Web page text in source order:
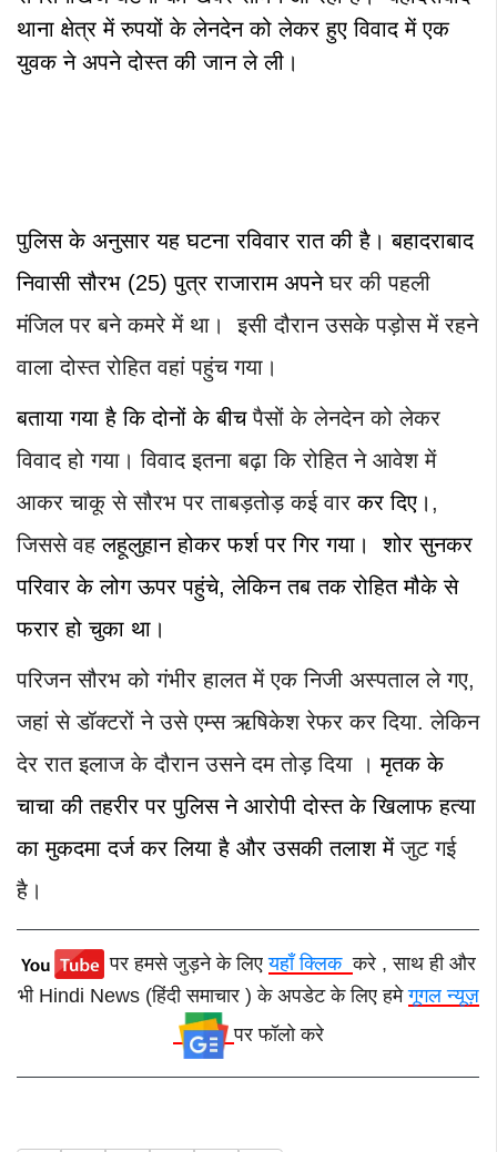
थाना क्षेत्र में रुपयों के लेनदेन को लेकर हुए विवाद में एक
युवक ने अपने दोस्त की जान ले ली।
पुलिस के अनुसार यह घटना रविवार रात की है। बहादराबाद
निवासी सौरभ (25) पुत्र राजाराम अपनेघर की पहली
मंजिल पर बने कमरे में था। इसी दौरान उसके पड़ोस में रहने
वाला दोस्त रोहित वहां पहुंच गया।
बताया गया है कि दोनों के बीचपैसों के लेनदेन को लेकर
विवाद हो गया। विवाद इतना बढ़ा कि रोहित ने आवेश में
आकर चाकू से सौरभ पर ताबड़तोड़ कई वारकर दिए। ,
जिससे वहलहूलुहान होकर फर्श पर गिर गया।
शोर सुनकर
परिवार के लोग ऊपर पहुंचे, लेकिन तब तक रोहित मौके से
फरार हो चुका था।
परिजन सौरभ को गंभीर हालत में एक निजी अस्पताल ले गए,
जहां से डॉक्टरों ने उसे एम्स ऋषिकेश रेफर कर दिया. लेकिन
देर रात इलाज के दौरान उसने दम तोड़ दिया ।मृतक के
चाचा की तहरीर पर पुलिस ने आरोपी दोस्त के खिलाफ हत्या
का मुकदमा दर्ज कर लिया है और उसकी तलाश मेंजुट गई
है।
पर हमसे जुड़ने के लिएयहाँ क्लिककरे , साथ ही और
भी Hindi News (हिंदी समाचार ) के अपडेट के लिए हमेगूगल न्यूज़
पर फॉलो करे